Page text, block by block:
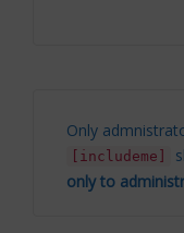
Only
[includeme]
only to